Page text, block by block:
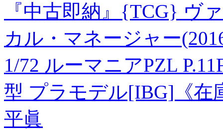
『中古即納』{TCG} ヴ
カル・マネージャー
1/72 ルーマニアPZL
型 プラモデル[IBG]《在
平眞